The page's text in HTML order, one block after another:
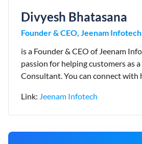
Divyesh Bhatasana
Founder & CEO, Jeenam Infotech
is a Founder & CEO of Jeenam
passion for helping customers as
Consultant. You can connect with
Link: Jeenam Infotech